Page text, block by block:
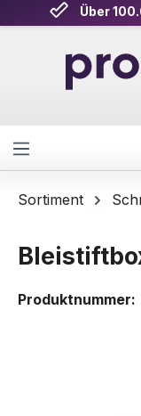
Zum Hauptinhalt
Über
Sortiment
Produktnummer: